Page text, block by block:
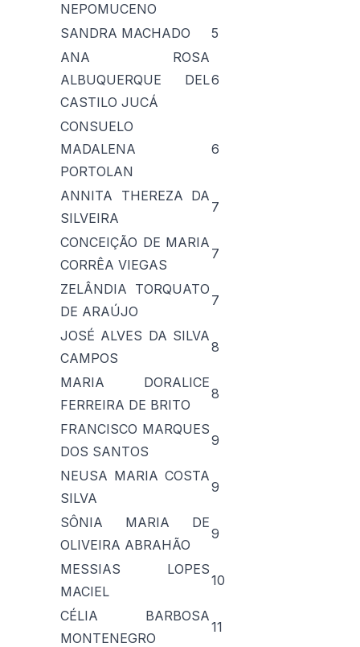
NEPOMUCENO
SANDRA MACHADO
5
ANA ROSA
ALBUQUERQUE DEL
CASTILO JUCÁ
6
CONSUELO
MADALENA
PORTOLAN
6
ANNITA THEREZA DA
SILVEIRA
7
CONCEIÇÃO DE MARIA
CORRÊA VIEGAS
7
ZELÂNDIA TORQUATO
DE ARAÚJO
7
JOSÉ ALVES DA SILVA
CAMPOS
8
MARIA DORALICE
FERREIRA DE BRITO
8
FRANCISCO MARQUES
DOS SANTOS
9
NEUSA MARIA COSTA
SILVA
9
SÔNIA MARIA DE
OLIVEIRA ABRAHÃO
9
MESSIAS LOPES
MACIEL
10
CÉLIA BARBOSA
MONTENEGRO
11